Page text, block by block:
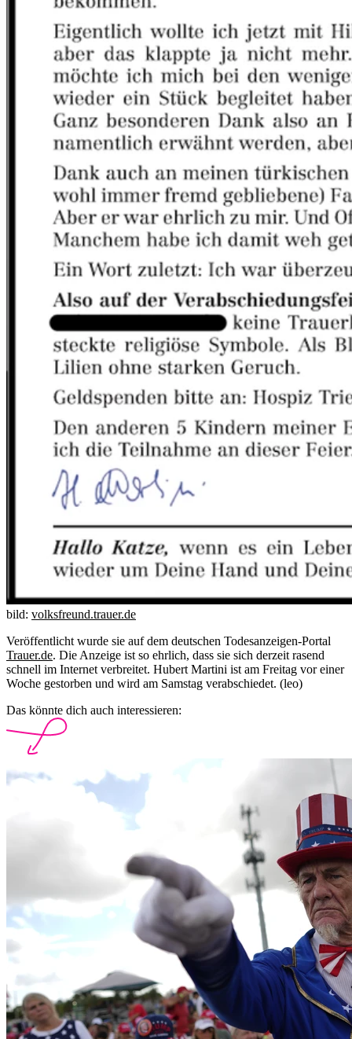
bild: volksfreund.trauer.de
Veröffentlicht wurde sie auf dem deutschen Todesanzeigen-Portal
Trauer.de. Die Anzeige ist so ehrlich, dass sie sich derzeit rasend
schnell im Internet verbreitet. Hubert Martini ist am Freitag vor einer
Woche gestorben und wird am Samstag verabschiedet. (leo)
Das könnte dich auch interessieren: